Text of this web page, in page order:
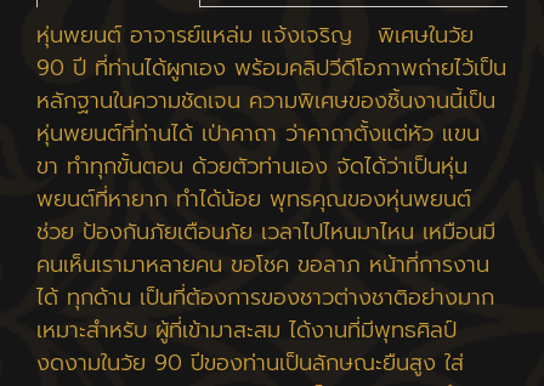
หุ่นพยนต์ อาจารย์แหล่ม แจ้งเจริญ พิเศษในวัย
90 ปี ที่ท่านได้ผูกเอง พร้อมคลิปวีดีโอภาพถ่ายไว้เป็น
หลักฐานในความชัดเจน ความพิเศษของชิ้นงานนี้เป็น
หุ่นพยนต์ที่ท่านได้ เป่าคาถา ว่าคาถาตั้งแต่หัว แขน
ขา ทำทุกขั้นตอน ด้วยตัวท่านเอง จัดได้ว่าเป็นหุ่น
พยนต์ที่หายาก ทำได้น้อย พุทธคุณของหุ่นพยนต์
ช่วย ป้องกันภัยเตือนภัย เวลาไปไหนมาไหน เหมือนมี
คนเห็นเรามาหลายคน ขอโชค ขอลาภ หน้าที่การงาน
ได้ ทุกด้าน เป็นที่ต้องการของชาวต่างชาติอย่างมาก
เหมาะสำหรับ ผู้ที่เข้ามาสะสม ได้งานที่มีพุทธศิลป์
งดงามในวัย 90 ปีของท่านเป็นลักษณะยืนสูง ใส่